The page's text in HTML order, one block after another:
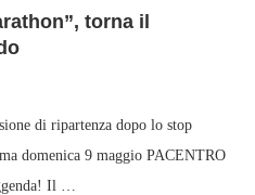
torna il
di ripartenza dopo lo stop
domenica 9 maggio PACENTRO
Il …